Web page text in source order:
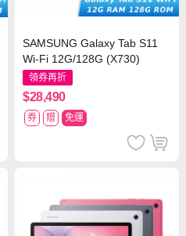
SAMSUNG Galaxy Tab S11
Wi-Fi 12G/128G (X730)
領券再折
$28,490
券 贈 免運